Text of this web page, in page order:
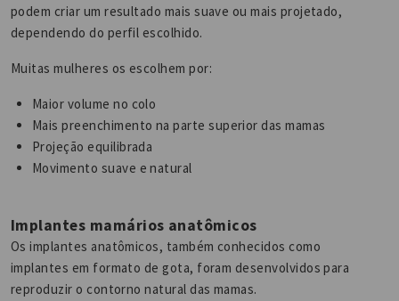
podem criar um resultado mais suave ou mais projetado,
dependendo do perfil escolhido.
Muitas mulheres os escolhem por:
Maior volume no colo
Mais preenchimento na parte superior das mamas
Projeção equilibrada
Movimento suave e natural
Implantes mamários anatômicos
Os implantes anatômicos, também conhecidos como
implantes em formato de gota, foram desenvolvidos para
reproduzir o contorno natural das mamas.